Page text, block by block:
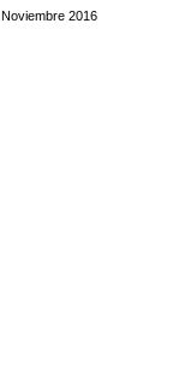
Noviembre 2016